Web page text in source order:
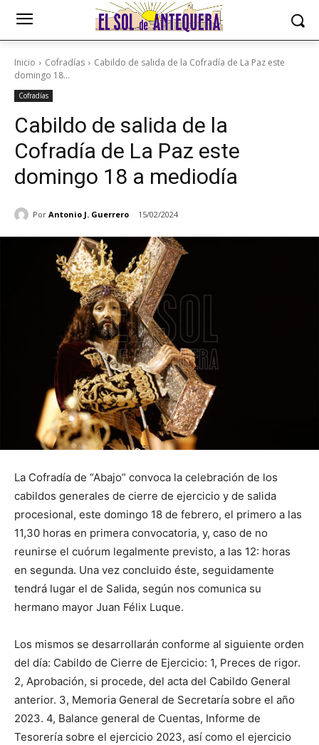
Inicio Cofradías
Cabildo de salida de la Cofradía de La Paz este
domingo 18...
Cofradías
Cabildo de salida de la
Cofradía de La Paz este
domingo 18 a mediodía
Por Antonio J. Guerrero 15/02/2024
La Cofradía de “Abajo” convoca la celebración de los
cabildos generales de cierre de ejercicio y de salida
procesional, este domingo 18 de febrero, el primero a las
11,30 horas en primera convocatoria, y, caso de no
reunirse el cuórum legalmente previsto, a las 12: horas
en segunda. Una vez concluido éste, seguidamente
tendrá lugar el de Salida, según nos comunica su
hermano mayor Juan Félix Luque.
Los mismos se desarrollarán conforme al siguiente orden
del día: Cabildo de Cierre de Ejercicio: 1, Preces de rigor.
2, Aprobación, si procede, del acta del Cabildo General
anterior. 3, Memoria General de Secretaría sobre el año
2023. 4, Balance general de Cuentas, Informe de
Tesorería sobre el ejercicio 2023, así como el ejercicio